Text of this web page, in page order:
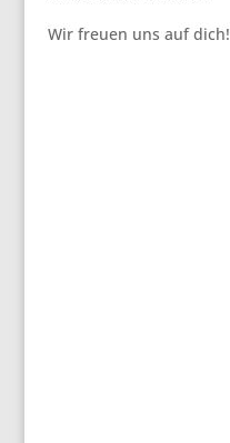
Wir freuen uns auf dich!